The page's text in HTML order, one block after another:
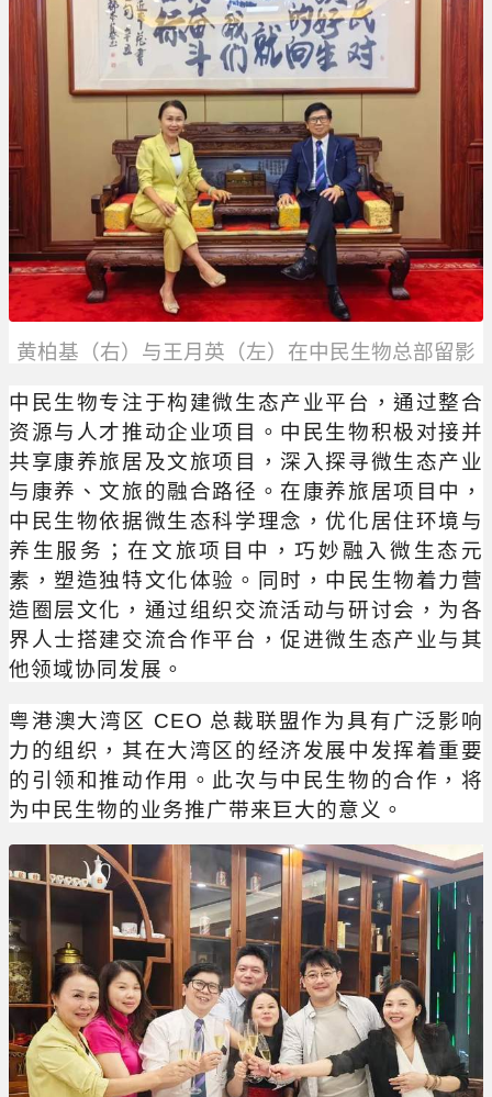
黄柏基（右）与王月英（左）在中民生物总部留影
中民生物专注于构建微生态产业平台，通过整合
资源与人才推动企业项目。中民生物积极对接并
共享康养旅居及文旅项目，深入探寻微生态产业
与康养、文旅的融合路径。在康养旅居项目中，
中民生物依据微生态科学理念，优化居住环境与
养生服务；在文旅项目中，巧妙融入微生态元
素，塑造独特文化体验。同时，中民生物着力营
造圈层文化，通过组织交流活动与研讨会，为各
界人士搭建交流合作平台，促进微生态产业与其
他领域协同发展。
粤港澳大湾区 CEO 总裁联盟作为具有广泛影响
力的组织，其在大湾区的经济发展中发挥着重要
的引领和推动作用。此次与中民生物的合作，将
为中民生物的业务推广带来巨大的意义。